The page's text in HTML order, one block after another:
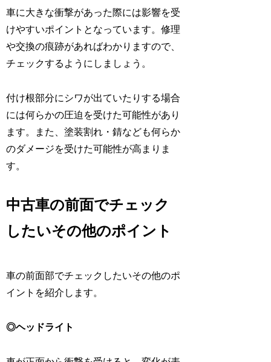
車に大きな衝撃があった際には影響を受
けやすいポイントとなっています。修理
や交換の痕跡があればわかりますので、
チェックするようにしましょう。
付け根部分にシワが出ていたりする場合
には何らかの圧迫を受けた可能性があり
ます。また、塗装割れ・錆なども何らか
のダメージを受けた可能性が高まりま
す。
中古車の前面でチェック
したいその他のポイント
車の前面部でチェックしたいその他のポ
イントを紹介します。
◎ヘッドライト